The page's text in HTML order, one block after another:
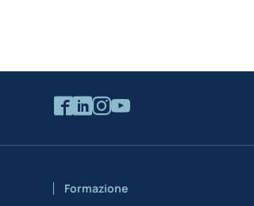
Formazione